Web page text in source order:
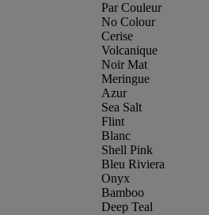
Par Couleur
No Colour
Cerise
Volcanique
Noir Mat
Meringue
Azur
Sea Salt
Flint
Blanc
Shell Pink
Bleu Riviera
Onyx
Bamboo
Deep Teal